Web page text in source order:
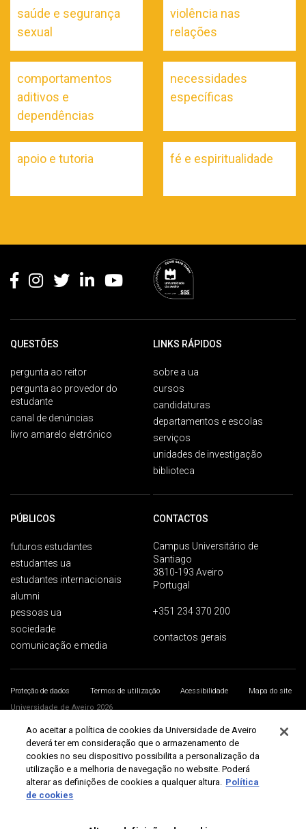
saúde e segurança
sexual
violência nas
relações
comportamentos
aditivos e
dependências
necessidades
específicas
apoio e tutoria fé e espiritualidade
QUESTÕES
pergunta ao reitor
pergunta ao provedor do
estudante
canal de denúncias
livro amarelo eletrónico
LINKS RÁPIDOS
sobre a ua
cursos
candidaturas
departamentos e escolas
serviços
unidades de investigação
biblioteca
PÚBLICOS
futuros estudantes
estudantes ua
estudantes internacionais
alumni
pessoas ua
sociedade
comunicação e media
CONTACTOS
Campus Universitário de
Santiago
3810-193 Aveiro
Portugal
+351 234 370 200
contactos gerais
Proteção de dados Termos de utilização Acessibilidade
Mapa do site
Universidade de Aveiro 2026
Ao aceitar a política de cookies da Universidade de Aveiro
deverá ter em consideração que o armazenamento de
cookies no seu dispositivo possibilita a personalização da
utilização e a melhoria de navegação no website. Poderá
alterar as definições de cookies a qualquer altura. Política
de cookies